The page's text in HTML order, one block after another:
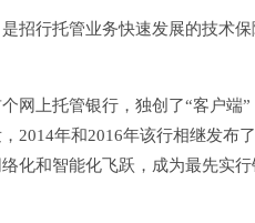
行托管业务快速发展的技术保
上托管银行，独创了“客户端”
2014年和2016年该行相继发布
化和智能化飞跃，成为最先实